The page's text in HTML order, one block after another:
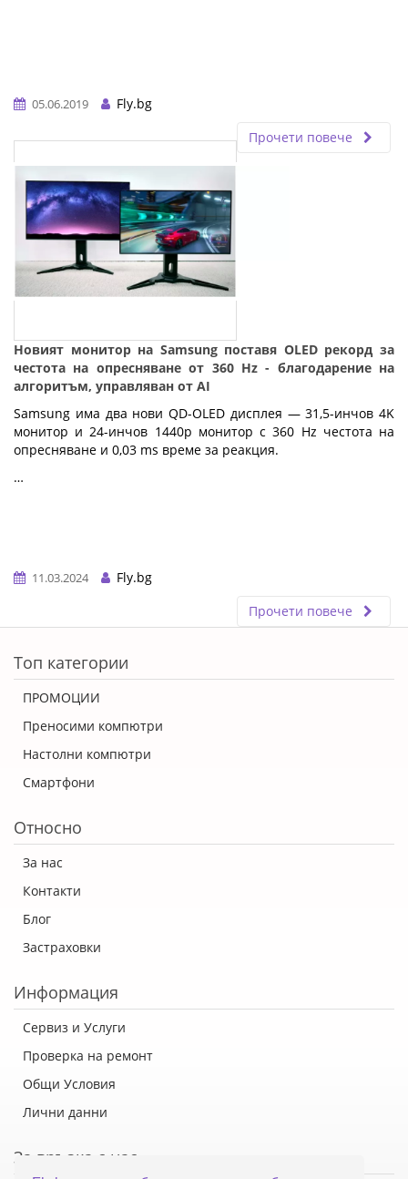
05.06.2019
Fly.bg
Прочети повече
Новият монитор на Samsung поставя OLED рекорд за
честота на опресняване от 360 Hz - благодарение на
алгоритъм, управляван от AI
Samsung има два нови QD-OLED дисплея — 31,5-инчов 4K
монитор и 24-инчов 1440p монитор с 360 Hz честота на
опресняване и 0,03 ms време за реакция.
…
11.03.2024
Fly.bg
Прочети повече
Топ категории
ПРОМОЦИИ
Преносими компютри
Настолни компютри
Смартфони
Относно
За нас
Контакти
Блог
Застраховки
Информация
Сервиз и Услуги
Проверка на ремонт
Общи Условия
Лични данни
За връзка с нас